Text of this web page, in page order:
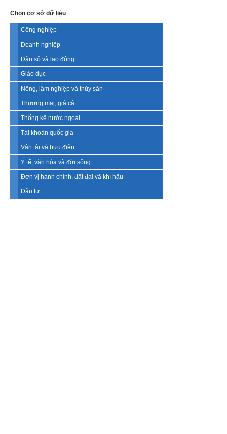
Chọn cơ sở dữ liệu
Công nghiệp
Doanh nghiệp
Dân số và lao động
Giáo dục
Nông, lâm nghiệp và thủy sản
Thương mại, giá cả
Thống kê nước ngoài
Tài khoản quốc gia
Vận tải và bưu điện
Y tế, văn hóa và đời sống
Đơn vị hành chính, đất đai và khí hậu
Đầu tư